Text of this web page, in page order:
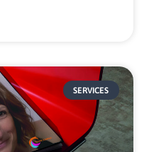
SERVICES